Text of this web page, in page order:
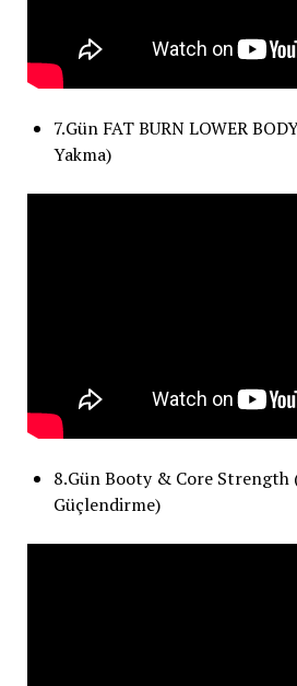
7.Gün FAT BURN LOWER
Yakma)
8.Gün Booty & Core Strength
Güçlendirme)